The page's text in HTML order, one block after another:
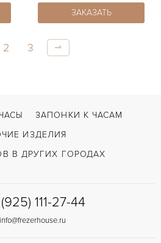
ЗАКАЗАТЬ
2 3
ЗАПОНКИ К ЧАСАМ
ИЗДЕЛИЯ
В ДРУГИХ ГОРОДАХ
111-27-44
info@frezerhouse.ru